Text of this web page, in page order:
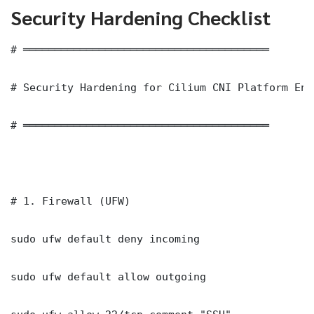
Security Hardening Checklist
# ═══════════════════════════════════════
# Security Hardening for Cilium CNI Platform
# ═══════════════════════════════════════
# 1. Firewall (UFW)
sudo ufw default deny incoming
sudo ufw default allow outgoing